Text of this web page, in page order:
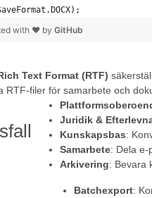
with ❤ by GitHub
Text Format (RTF)
filer för samarbete och
Juridik &
Kunskapsbas:
Samarbete: Dela e-
Arkivering: Bevara
Batchexport: